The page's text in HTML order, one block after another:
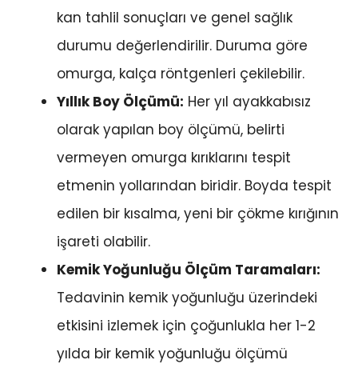
kan tahlil sonuçları ve genel sağlık
durumu değerlendirilir. Duruma göre
omurga, kalça röntgenleri çekilebilir.
Yıllık Boy Ölçümü: Her yıl ayakkabısız
olarak yapılan boy ölçümü, belirti
vermeyen omurga kırıklarını tespit
etmenin yollarından biridir. Boyda tespit
edilen bir kısalma, yeni bir çökme kırığının
işareti olabilir.
Kemik Yoğunluğu Ölçüm Taramaları:
Tedavinin kemik yoğunluğu üzerindeki
etkisini izlemek için çoğunlukla her 1-2
yılda bir kemik yoğunluğu ölçümü